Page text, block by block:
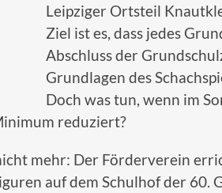
Leipziger Ortsteil
Ziel ist es, dass jedes
Abschluss der
Grundlagen des
Doch was tun, wenn im
reduziert?
mehr: Der Förderverein
auf dem Schulhof der 60.